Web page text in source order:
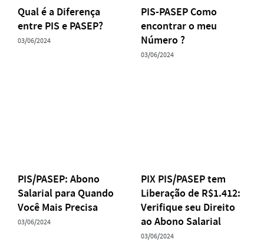
Qual é a Diferença
entre PIS e PASEP?
03/06/2024
PIS-PASEP Como
encontrar o meu
Número ?
03/06/2024
PIS/PASEP: Abono
Salarial para Quando
Você Mais Precisa
03/06/2024
PIX PIS/PASEP tem
Liberação de R$1.412:
Verifique seu Direito
ao Abono Salarial
03/06/2024